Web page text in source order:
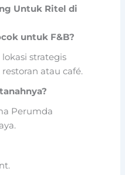
Untuk Ritel di
untuk F&B?
strategis
atau café.
Perumda